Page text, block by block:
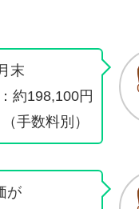
末
約198,100円
別）
が